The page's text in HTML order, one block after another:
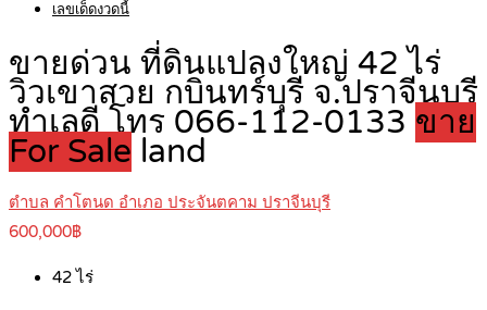
เลขเด็ดงวดนี้
ขายด่วน ที่ดินแปลงใหญ่ 42 ไร่
วิวเขาสวย กบินทร์บุรี จ.ปราจีนบุรี
ทำเลดี โทร 066-112-0133 ขาย
For Sale land
ตำบล คำโตนด อำเภอ ประจันตคาม ปราจีนบุรี
600,000฿
42ไร่